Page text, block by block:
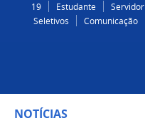
19
Estudante Servidor
Seletivos
Comunicação
NOTÍCIAS